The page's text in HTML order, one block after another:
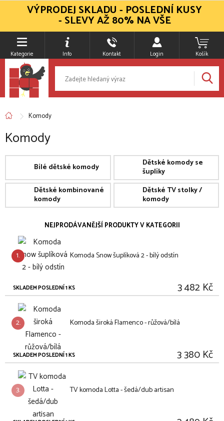
Kategorie Info Kontakt Login Košík
Komody
Komody
Bílé dětské komody Dětské komody se
šuplíky
Dětské kombinované
komody
Dětské TV stolky /
komody
NEJPRODÁVANĚJŠÍ PRODUKTY V KATEGORII
1. Komoda Snow šuplíková 2 - bílý odstín
SKLADEM POSLEDNÍ 1 KS 3 482 Kč
2. Komoda široká Flamenco - růžová/bílá
SKLADEM POSLEDNÍ 1 KS 3 380 Kč
3. TV komoda Lotta - šedá/dub artisan
VÝPRODEJ SKLADU - POSLEDNÍ KUSY
- SLEVY AŽ 80% NA VŠE